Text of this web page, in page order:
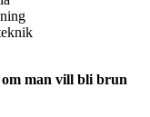
man vill bli brun